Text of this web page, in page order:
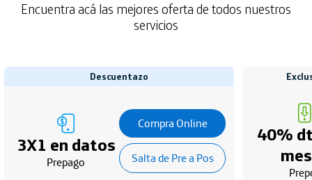
Encuentra acá las mejores oferta de todos nuestros
servicios
Descuentazo
3X1 en datos
Prepago
Compra Online
Salta de Pre a Pos
40%